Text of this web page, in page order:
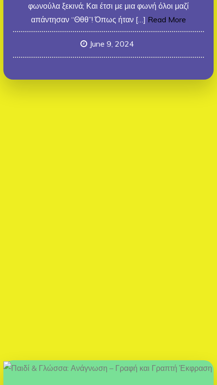
φωνούλα ξεκινά; Και έτσι με μια φωνή όλοι μαζί
απάντησαν “Θθθ”! Όπως ήταν […] Read More
June 9, 2024